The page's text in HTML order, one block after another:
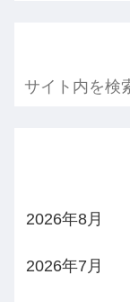
2026年8月
2026年7月